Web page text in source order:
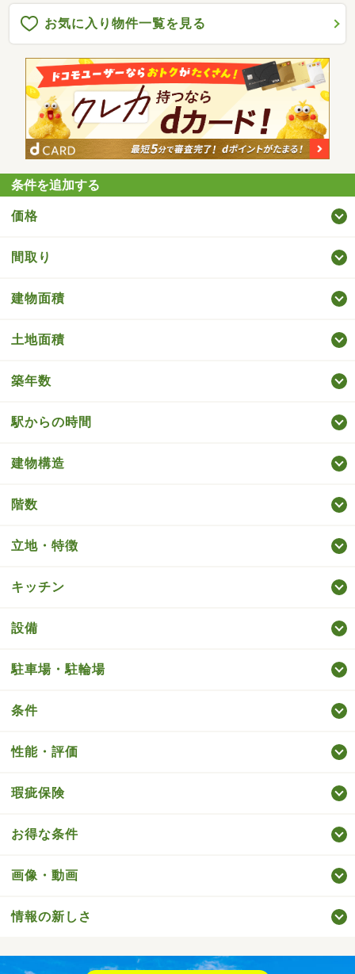
お気に入り物件一覧を見る
条件を追加する
価格
間取り
建物面積
土地面積
築年数
駅からの時間
建物構造
階数
立地・特徴
キッチン
設備
駐車場・駐輪場
条件
性能・評価
瑕疵保険
お得な条件
画像・動画
情報の新しさ